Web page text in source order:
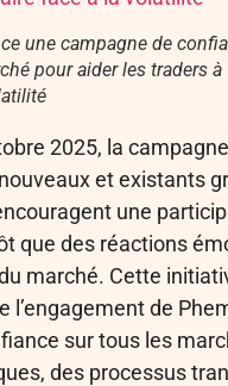
une campagne de
pour aider les traders à
2025, la
et existants
une
que des réactions
marché. Cette
l’engagement de
sur tous les
des processus